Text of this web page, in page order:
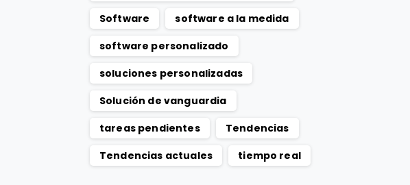
Software
software a la medida
software personalizado
soluciones personalizadas
Solución de vanguardia
tareas pendientes
Tendencias
Tendencias actuales
tiempo real